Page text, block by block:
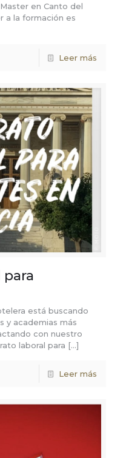
en Canto del
a la formación es
Leer más
está buscando
y academias más
con nuestro
laboral para […]
Leer más